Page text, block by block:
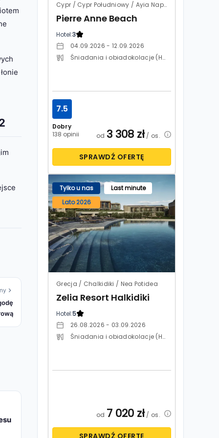
Cypr / Cypr Południowy / Ayia Napa
Pierre Anne Beach
Hotel:3
04.09.2026 - 12.09.2026
Śniadania i obiadokolacje (HB)
Dobry
138 opinii
7.5
od 3 308 zł/ os.
SPRAWDŹ OFERTĘ
Tylko u nas
Last minute
Lato 2026
Grecja / Chalkidiki / Nea Potidea
Zelia Resort Halkidiki
Hotel:5
26.08.2026 - 03.09.2026
Śniadania i obiadokolacje (HB)
od 7 020 zł/ os.
SPRAWDŹ OFERTĘ